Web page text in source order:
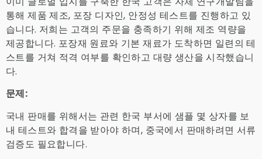
통해 제품 제조, 포장 디자인, 안정성 테스트를 진행하고 있
습니다. 저희는 고객의 주문을 충족하기 위해 제조 역량을
제공합니다. 포장재 원료와 기본 재료가 도착하면 일련의 테
스트를 거쳐 적격 여부를 확인하고 대량 생산을 시작했습니
다.
문제:
국내 판매를 위해서는 관련 한국 부서에 샘플 몇 상자를 보
내 테스트와 합격을 받아야 하며, 중국에서 판매하려면 서류
검증도 필요합니다.